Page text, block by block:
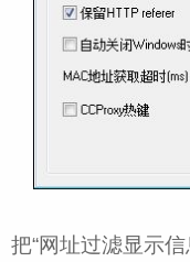
把“网址过滤显示